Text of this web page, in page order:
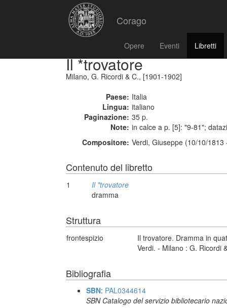
Corago
Opere Eventi Libretti
Il *trovatore
Milano, G. Ricordi & C., [1901-1902]
Paese: Italia
Lingua: italiano
Paginazione: 35 p.
Note: in calce a p. [5]: "9-81";
Compositore: Verdi, Giuseppe (10/10/
Contenuto del libretto
1
Il *trovatore
dramma
Struttura
frontespizio
Il trovatore. Dramma in
Verdi. - Milano : G. Ricordi
Bibliografia
SBN: PAL0344614
SBN Catalogo del servizio bibliotecario